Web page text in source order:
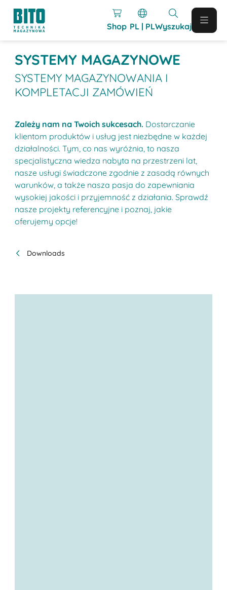
Shop PL | PLWyszukaj
SYSTEMY MAGAZYNOWE
SYSTEMY MAGAZYNOWANIA I
KOMPLETACJI ZAMÓWIEŃ
Zależy nam na Twoich sukcesach. Dostarczanie
klientom produktów i usług jest niezbędne w każdej
działalności. Tym, co nas wyróżnia, to nasza
specjalistyczna wiedza nabyta na przestrzeni lat,
nasze usługi świadczone zgodnie z zasadą równych
warunków, a także nasza pasja do zapewniania
wysokiej jakości i przyjemność z działania. Sprawdź
nasze projekty referencyjne i poznaj, jakie
oferujemy opcje!
Downloads